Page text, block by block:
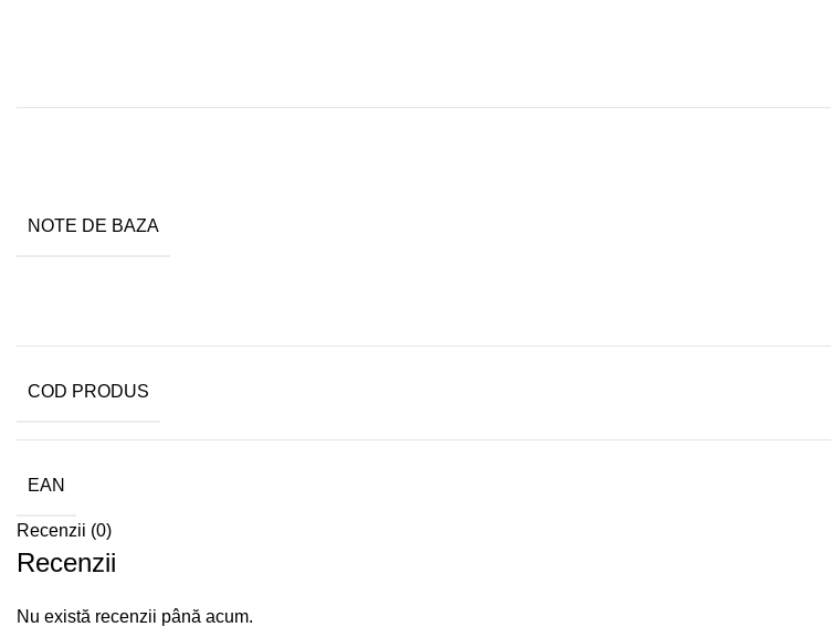
NOTE DE BAZA
COD PRODUS
EAN
Recenzii (0)
Recenzii
Nu există recenzii până acum.